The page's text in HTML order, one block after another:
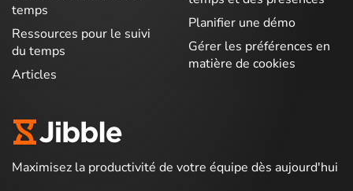
temps
Ressources pour le suivi
du temps
Articles
Planifier une démo
Gérer les préférences en
matière de cookies
Maximisez la productivité de votre équipe dès aujourd'hui